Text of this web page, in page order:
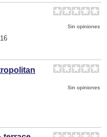
Sin opiniones
Sin opiniones